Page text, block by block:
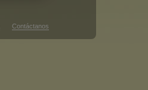
Contáctanos